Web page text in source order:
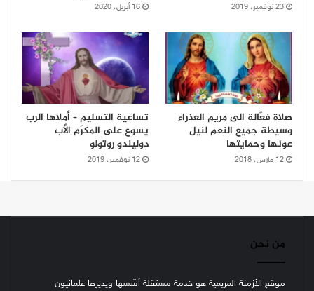
23 نوفمبر، 2019 16 أبريل، 2020
صلاة فعّالة الى مريم العذراء
وسيطة جميع النِعم لنيل
عونها وحمايتها
12 مارس، 2018
تساعية التسليم – أملاها الرب
يسوع على المكرّم الأب
دوليندو روتولو
12 نوفمبر، 2019
من نحن
موقع الأزمنة المريمية هو خدمة مستقلة أسّسها ويديرها علمانيون